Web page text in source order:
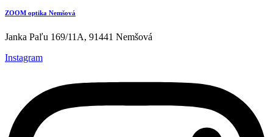
ZOOM optika Nemšová
Janka Paľu 169/11A, 91441 Nemšová
Instagram